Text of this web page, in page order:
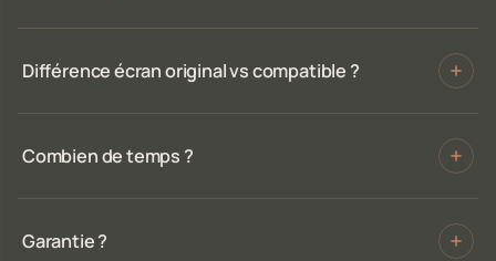
Différence écran original vs compatible ?
Combien de temps ?
Garantie ?